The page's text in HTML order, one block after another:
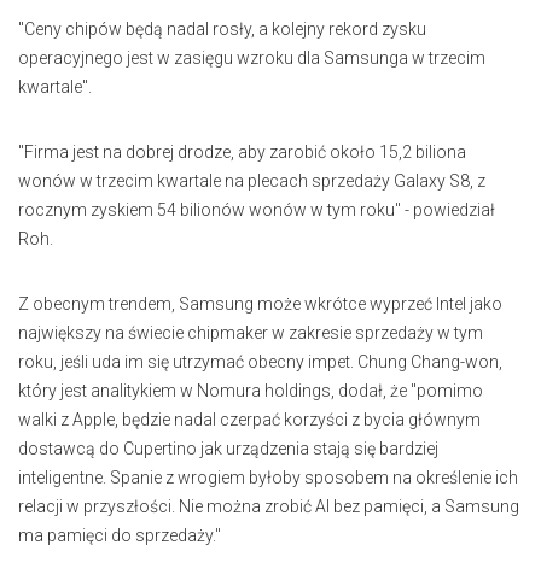
"Ceny chipów będą nadal rosły, a kolejny rekord zysku
operacyjnego jest w zasięgu wzroku dla Samsunga w trzecim
kwartale".
"Firma jest na dobrej drodze, aby zarobić około 15,2 biliona
wonów w trzecim kwartale na plecach sprzedaży Galaxy S8, z
rocznym zyskiem 54 bilionów wonów w tym roku" - powiedział
Roh.
Z obecnym trendem, Samsung może wkrótce wyprzeć Intel jako
największy na świecie chipmaker w zakresie sprzedaży w tym
roku, jeśli uda im się utrzymać obecny impet. Chung Chang-won,
który jest analitykiem w Nomura holdings, dodał, że "pomimo
walki z Apple, będzie nadal czerpać korzyści z bycia głównym
dostawcą do Cupertino jak urządzenia stają się bardziej
inteligentne. Spanie z wrogiem byłoby sposobem na określenie ich
relacji w przyszłości. Nie można zrobić AI bez pamięci, a Samsung
ma pamięci do sprzedaży."